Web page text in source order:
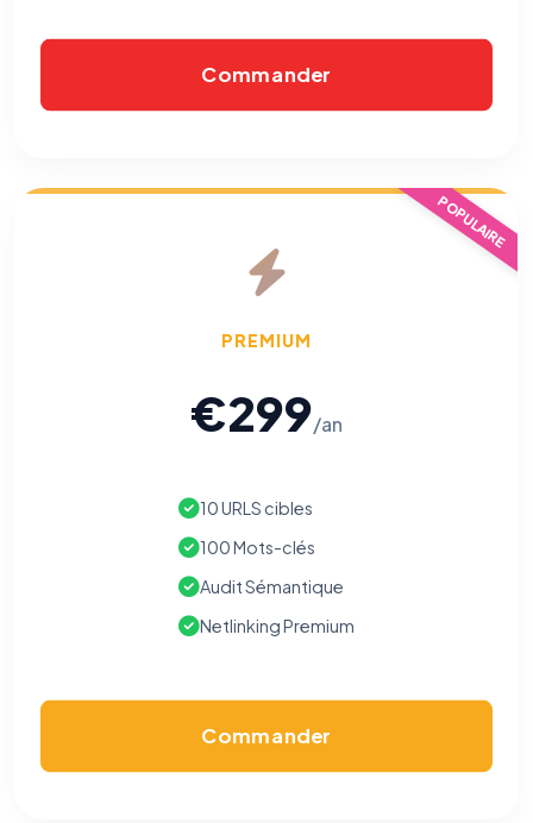
Commander
POPULAIRE
PREMIUM
€299/an
10 URLS cibles
100 Mots-clés
Audit Sémantique
Netlinking Premium
Commander